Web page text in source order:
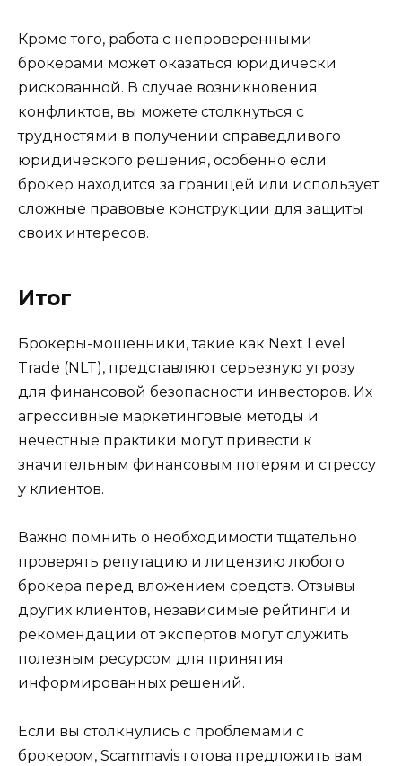
Кроме того, работа с непроверенными
брокерами может оказаться юридически
рискованной. В случае возникновения
конфликтов, вы можете столкнуться с
трудностями в получении справедливого
юридического решения, особенно если
брокер находится за границей или использует
сложные правовые конструкции для защиты
своих интересов.
Итог
Брокеры-мошенники, такие как Next Level
Trade (NLT), представляют серьезную угрозу
для финансовой безопасности инвесторов. Их
агрессивные маркетинговые методы и
нечестные практики могут привести к
значительным финансовым потерям и стрессу
у клиентов.
Важно помнить о необходимости тщательно
проверять репутацию и лицензию любого
брокера перед вложением средств. Отзывы
других клиентов, независимые рейтинги и
рекомендации от экспертов могут служить
полезным ресурсом для принятия
информированных решений.
Если вы столкнулись с проблемами с
брокером, Scammavis готова предложить вам